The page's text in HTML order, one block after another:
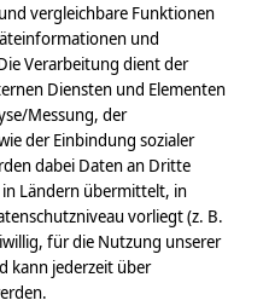
vergleichbare Funktionen
und
Verarbeitung dient der
Diensten und Elementen
Messung, der
der Einbindung sozialer
dabei Daten an Dritte
Ländern übermittelt, in
vorliegt (z. B.
für die Nutzung unserer
kann jederzeit über